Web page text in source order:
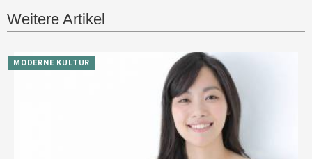
Weitere Artikel
MODERNE KULTUR